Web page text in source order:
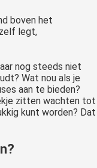
boven het
legt,
nog steeds niet
Wat nou als je
aan te bieden?
zitten wachten tot
kunt worden? Dat